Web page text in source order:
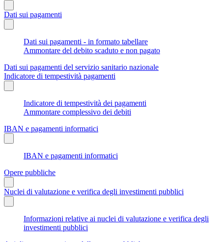
Dati sui pagamenti
Dati sui pagamenti - in formato tabellare
Ammontare del debito scaduto e non pagato
Dati sui pagamenti del servizio sanitario nazionale
Indicatore di tempestività pagamenti
Indicatore di tempestività dei pagamenti
Ammontare complessivo dei debiti
IBAN e pagamenti informatici
IBAN e pagamenti informatici
Opere pubbliche
Nuclei di valutazione e verifica degli investimenti pubblici
Informazioni relative ai nuclei di valutazione e verifica degli
investimenti pubblici